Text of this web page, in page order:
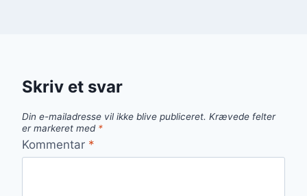
Skriv et svar
Din e-mailadresse vil ikke blive publiceret. Krævede felter
er markeret med *
Kommentar *